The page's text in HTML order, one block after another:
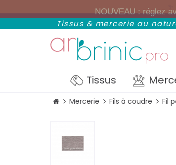
NOUVEAU : réglez
Tissus & mercerie au
Tissus
Mercerie Fils à coudre Fil